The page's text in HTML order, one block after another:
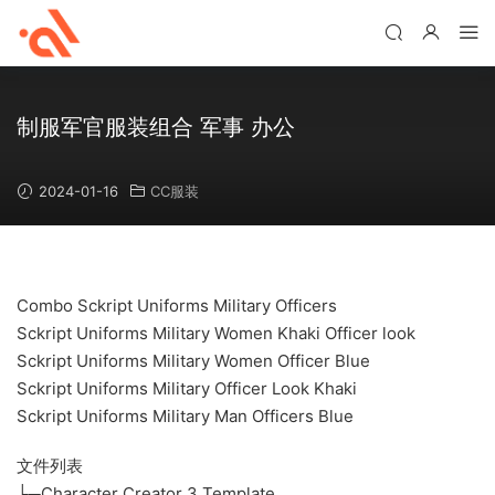
制服军官服装组合 军事 办公
2024-01-16 CC服装
Combo Sckript Uniforms Military Officers
Sckript Uniforms Military Women Khaki Officer look
Sckript Uniforms Military Women Officer Blue
Sckript Uniforms Military Officer Look Khaki
Sckript Uniforms Military Man Officers Blue
文件列表